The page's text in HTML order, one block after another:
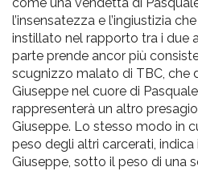
l’insensatezza e l’ingiustizia
instillato nel rapporto tra i due
parte prende ancor più
scugnizzo malato di TBC, che
Giuseppe nel cuore di
rappresenterà un altro
Giuseppe. Lo stesso modo in
peso degli altri carcerati,
Giuseppe, sotto il peso di una